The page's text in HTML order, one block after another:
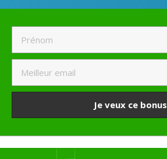
Je veux ce bonus